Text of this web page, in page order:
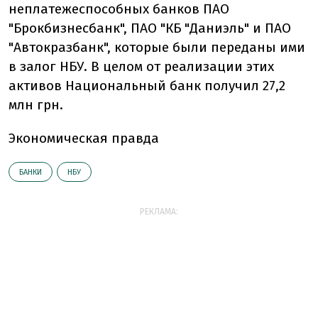
неплатежеспособных банков ПАО
"Брокбизнесбанк", ПАО "КБ "Даниэль" и ПАО
"Автокразбанк", которые были переданы ими
в залог НБУ. В целом от реализации этих
активов Национальный банк получил 27,2
млн грн.
Экономическая правда
БАНКИ НБУ
РЕКЛАМА: